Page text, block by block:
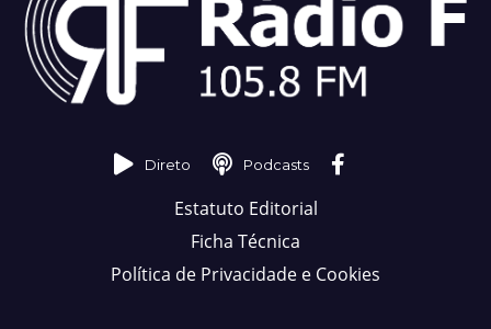
Direto Podcasts
Estatuto Editorial
Ficha Técnica
Política de Privacidade e Cookies